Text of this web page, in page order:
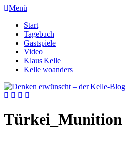
Menü
Start
Tagebuch
Gastspiele
Video
Klaus Kelle
Kelle woanders
Türkei_Munition